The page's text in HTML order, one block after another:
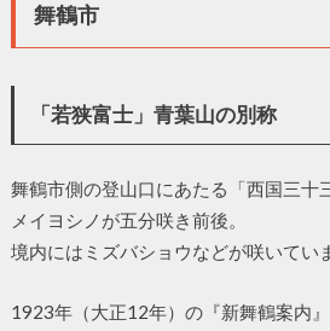
舞鶴市
「若狭富士」青葉山の別称
舞鶴市側の登山口にあたる「西国三十
メイヨシノが五分咲き前後。
境内にはミズバショウなどが咲いてい
1923年（大正12年）の『新舞鶴案内